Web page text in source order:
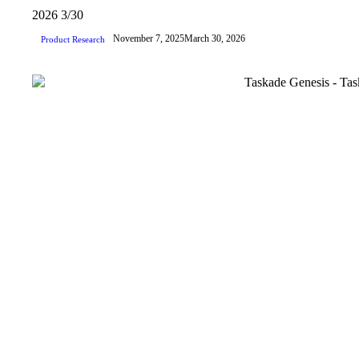
2026 3/30
Product Research November 7, 2025March 30, 2026